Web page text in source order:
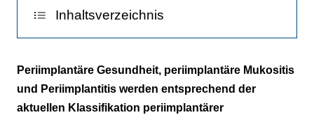
Inhaltsverzeichnis
Hintergrund
Die submuköse Mikrobiota
Periimplantäre Gesundheit, periimplantäre Mukositis
und Periimplantitis werden entsprechend der
aktuellen Klassifikation periimplantärer